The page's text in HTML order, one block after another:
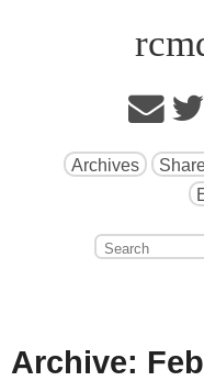
Archives
Archive: